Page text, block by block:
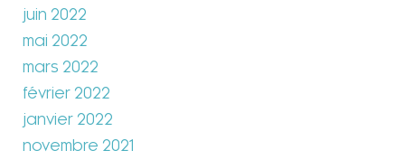
juin 2022
mai 2022
mars 2022
février 2022
janvier 2022
novembre 2021